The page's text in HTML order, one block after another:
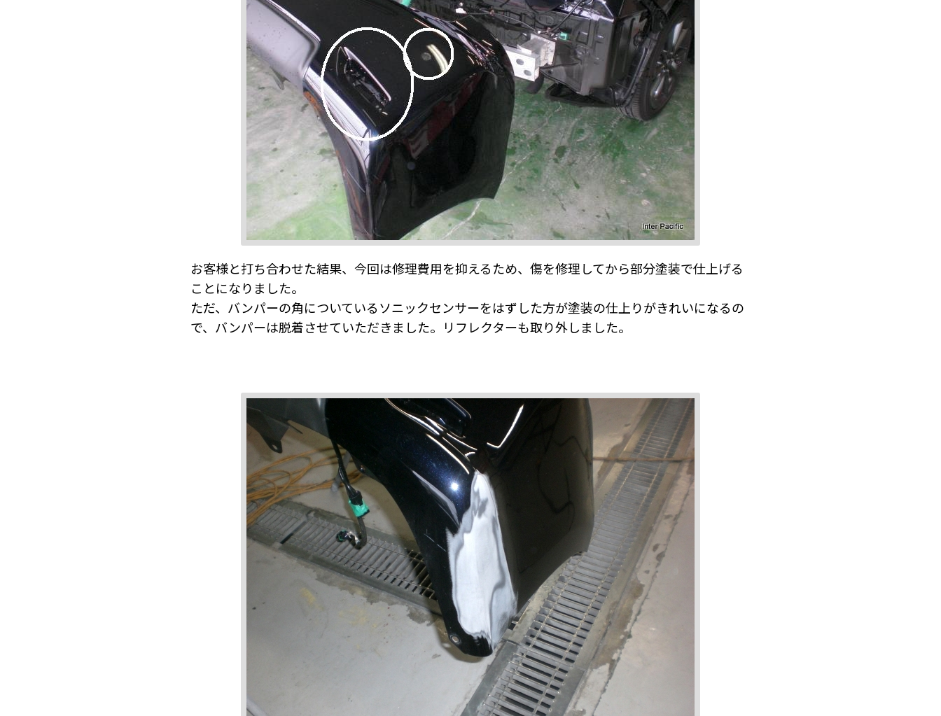
お客様と打ち合わせた結果、今回は修理費用を抑えるため、傷を修理してから部分塗装で仕上げる
ことになりました。
ただ、バンパーの角についているソニックセンサーをはずした方が塗装の仕上りがきれいになるの
で、バンパーは脱着させていただきました。リフレクターも取り外しました。